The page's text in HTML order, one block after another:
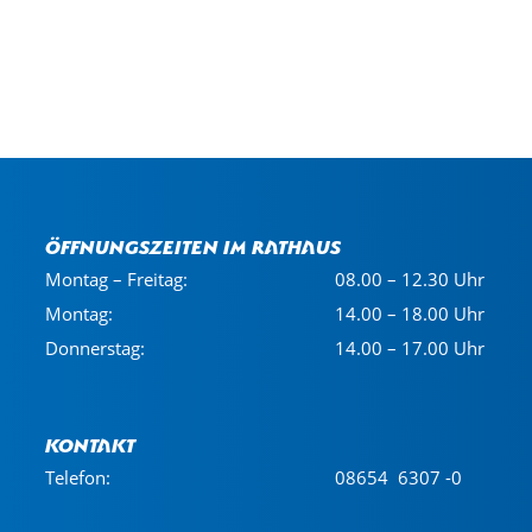
Öffnungszeiten im Rathaus
Montag – Freitag:
08.00 – 12.30 Uhr
Montag:
14.00 – 18.00 Uhr
Donnerstag:
14.00 – 17.00 Uhr
Kontakt
Telefon: 08654 6307 -0